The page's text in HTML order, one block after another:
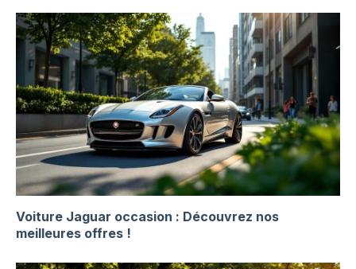
Voiture Jaguar occasion : Découvrez nos
meilleures offres !